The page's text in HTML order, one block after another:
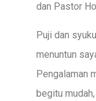
dan Pastor
Puji dan
menuntun
Pengalaman
begitu